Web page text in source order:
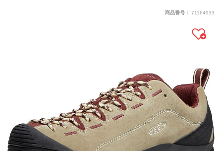
商品番号： 71164933